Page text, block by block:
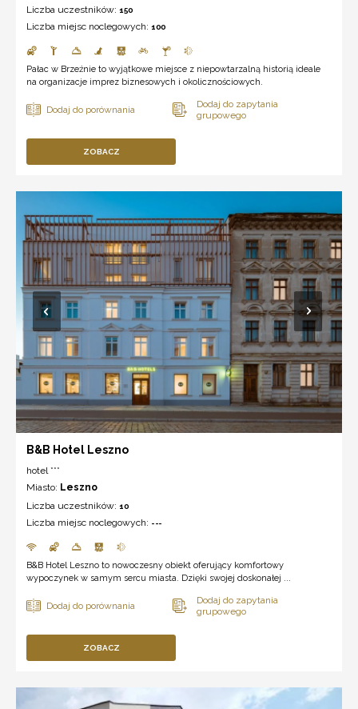
Liczba uczestników: 150
Liczba miejsc noclegowych: 100
Pałac w Brzeźnie to wyjątkowe miejsce z niepowtarzalną historią ideale
na organizacje imprez biznesowych i okolicznościowych.
ZOBACZ
B&B Hotel Leszno
hotel ***
Miasto: Leszno
Liczba uczestników: 10
Liczba miejsc noclegowych: ---
B&B Hotel Leszno to nowoczesny obiekt oferujący komfortowy
wypoczynek w samym sercu miasta. Dzięki swojej doskonałej ...
ZOBACZ